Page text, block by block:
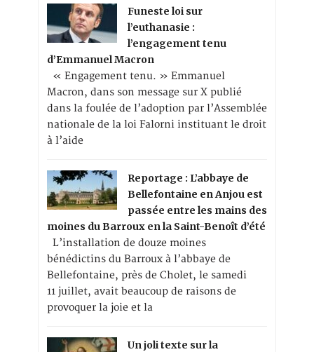
Funeste loi sur
l’euthanasie :
l’engagement tenu
d’Emmanuel Macron
« Engagement tenu. » Emmanuel
Macron, dans son message sur X publié
dans la foulée de l’adoption par l’Assemblée
nationale de la loi Falorni instituant le droit
à l’aide
Reportage : L’abbaye de
Bellefontaine en Anjou est
passée entre les mains des
moines du Barroux en la Saint-Benoît d’été
L’installation de douze moines
bénédictins du Barroux à l’abbaye de
Bellefontaine, près de Cholet, le samedi
11 juillet, avait beaucoup de raisons de
provoquer la joie et la
Un joli texte sur la